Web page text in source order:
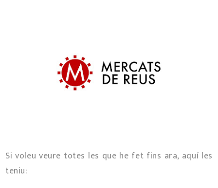
Si voleu veure totes les que he fet fins ara, aquí les
teniu: